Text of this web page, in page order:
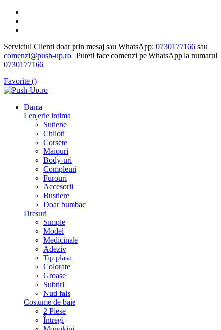
Serviciul Clienti doar prin mesaj sau WhatsApp: 0730177166 sau
comenzi@push-up.ro | Puteti face comenzi pe WhatsApp la numarul
0730177166
Favorite ()
Dama
Lenjerie intima
Sutiene
Chiloti
Corsete
Maiouri
Body-uri
Compleuri
Furouri
Accesorii
Bustiere
Doar bumbac
Dresuri
Simple
Model
Medicinale
Adeziv
Tip plasa
Colorate
Groase
Subtiri
Nud fals
Costume de baie
2 Piese
Întregi